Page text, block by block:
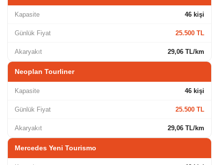
Kapasite 46 kişi
Günlük Fiyat 25.500 TL
Akaryakıt 29,06 TL/km
Neoplan Tourliner
Kapasite 46 kişi
Günlük Fiyat 25.500 TL
Akaryakıt 29,06 TL/km
Mercedes Yeni Tourismo